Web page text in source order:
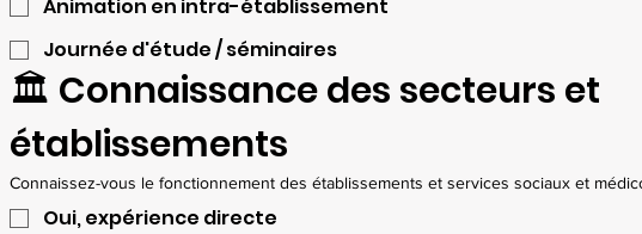
Animation en intra-établissement
Journée d'étude / séminaires
🏛 Connaissance des secteurs et
établissements
Connaissez-vous le fonctionnement des établissements et services sociaux et
Oui, expérience directe